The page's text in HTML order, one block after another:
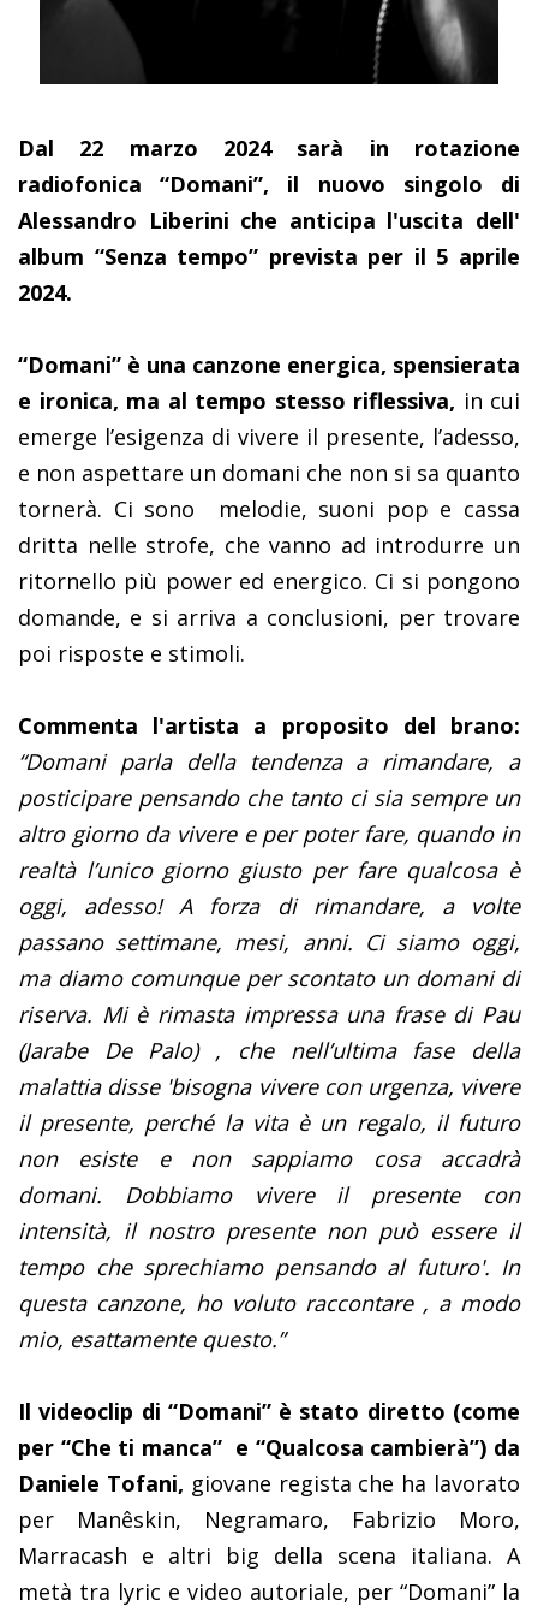
Dal 22 marzo 2024 sarà in rotazione
radiofonica “Domani”, il nuovo singolo di
Alessandro Liberini che anticipa l'uscita dell'
album “Senza tempo” prevista per il 5 aprile
2024.
“Domani” è una canzone energica, spensierata
e ironica, ma al tempo stesso riflessiva, in cui
emerge l’esigenza di vivere il presente, l’adesso,
e non aspettare un domani che non si sa quanto
tornerà. Ci sono
melodie, suoni pop e cassa
dritta nelle strofe, che vanno ad introdurre un
ritornello più power ed energico. Ci si pongono
domande, e si arriva a conclusioni, per trovare
poi risposte e stimoli.
Commenta l'artista a proposito del brano:
“Domani parla della tendenza a rimandare, a
posticipare pensando che tanto ci sia sempre un
altro giorno da vivere e per poter fare, quando in
realtà l’unico giorno giusto per fare qualcosa è
oggi, adesso! A forza di rimandare, a volte
passano settimane, mesi, anni. Ci siamo oggi,
ma diamo comunque per scontato un domani di
riserva. Mi è rimasta impressa una frase di Pau
(Jarabe De Palo) , che nell’ultima fase della
malattia disse 'bisogna vivere con urgenza, vivere
il presente, perché la vita è un regalo, il futuro
non esiste e non sappiamo cosa accadrà
domani. Dobbiamo vivere il presente con
intensità, il nostro presente non può essere il
tempo che sprechiamo pensando al futuro'. In
questa canzone, ho voluto raccontare , a modo
mio, esattamente questo.”
Il videoclip di “Domani” è stato diretto (come
per “Che ti manca” e “Qualcosa cambierà”) da
Daniele Tofani, giovane regista che ha lavorato
per Manêskin, Negramaro, Fabrizio Moro,
Marracash e altri big della scena italiana. A
metà tra lyric e video autoriale, per “Domani” la